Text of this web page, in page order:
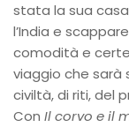
stata la sua
l’India e
comodità e
viaggio che sarà
civiltà, di riti, del
Con Il corvo e il